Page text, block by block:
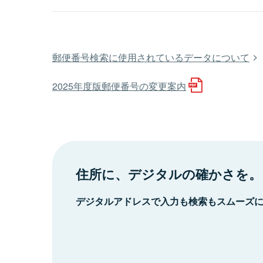
郵便番号検索に使用されているデータについて
2025年度版郵便番号の変更案内
住所に、デジタルの確かさを。
デジタルアドレスで入力も検索もスムーズ